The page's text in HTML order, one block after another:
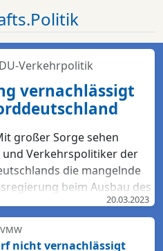
Verkehrpolitik
vernachlässigt
großer Sorge sehen
Verkehrspolitiker der
die mangelnde
beim Ausbau des
mobilitätspolitischer
CDUBürgerschaftsfraktion,
der DB Netz AG
20.03.2023
nicht vernachlässigt